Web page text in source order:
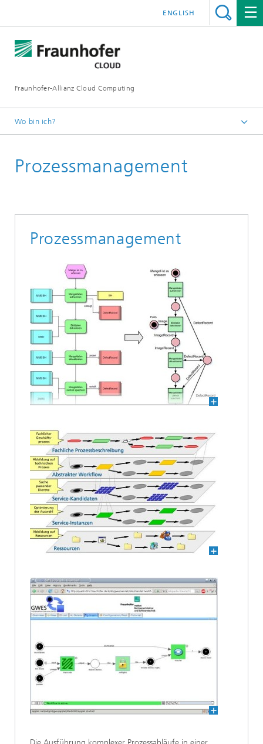
Fraunhofer-Allianz Cloud Computing
ENGLISH
Wo bin ich?
Prozessmanagement
Prozessmanagement